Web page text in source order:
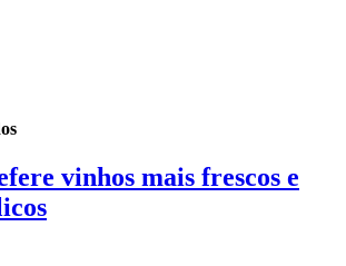
vinhos mais frescos e